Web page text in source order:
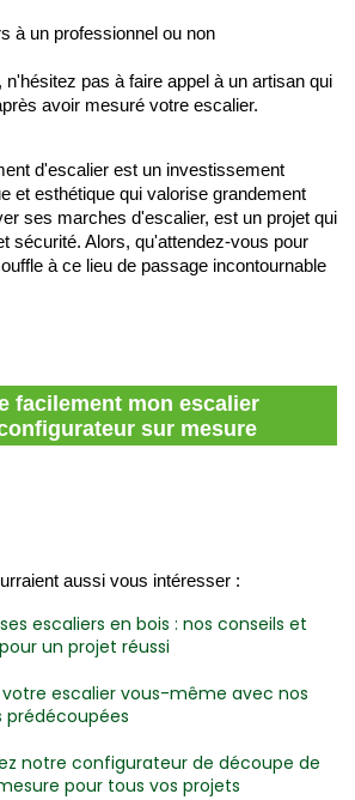
à un professionnel ou non
n'hésitez pas à faire appel à un artisan qui
avoir mesuré votre escalier.
d'escalier est un investissement
et esthétique qui valorise grandement
ses marches d'escalier, est un projet qui
sécurité. Alors, qu'attendez-vous pour
à ce lieu de passage incontournable
facilement mon escalier
sur mesure
aussi vous intéresser :
escaliers en bois : nos conseils et
un projet réussi
votre escalier vous-même avec nos
prédécoupées
notre configurateur de découpe de
pour tous vos projets